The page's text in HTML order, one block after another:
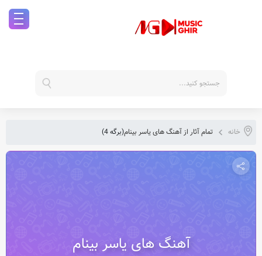
خانه تمام آثار از آهنگ های یاسر بینام(برگه 4)
آهنگ های یاسر بینام